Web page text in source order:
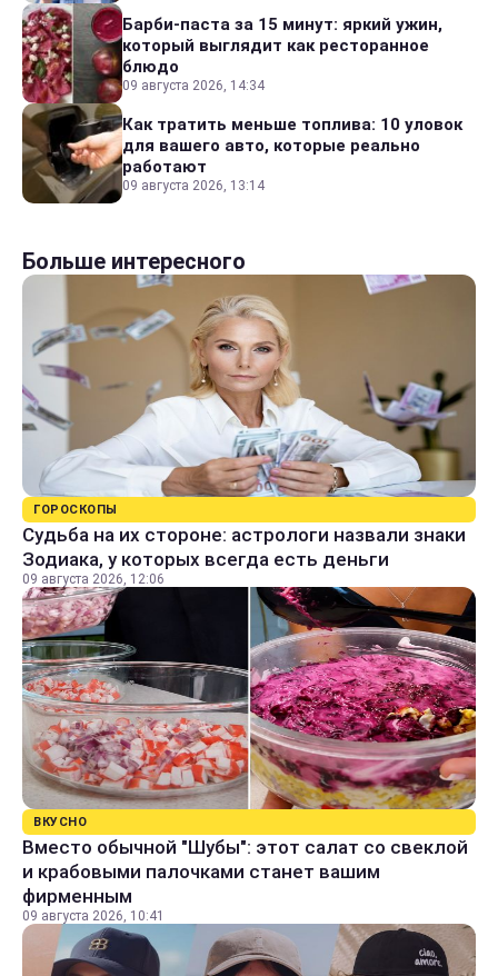
Барби-паста за 15 минут: яркий ужин,
который выглядит как ресторанное
блюдо
09 августа 2026, 14:34
Как тратить меньше топлива: 10 уловок
для вашего авто, которые реально
работают
09 августа 2026, 13:14
Больше интересного
ГОРОСКОПЫ
Судьба на их стороне: астрологи назвали знаки
Зодиака, у которых всегда есть деньги
09 августа 2026, 12:06
ВКУСНО
Вместо обычной "Шубы": этот салат со свеклой
и крабовыми палочками станет вашим
фирменным
09 августа 2026, 10:41